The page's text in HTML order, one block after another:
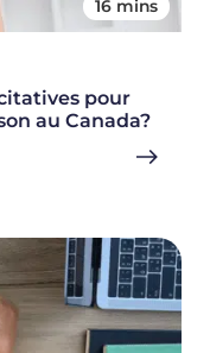
16 mins
pour
au Canada?